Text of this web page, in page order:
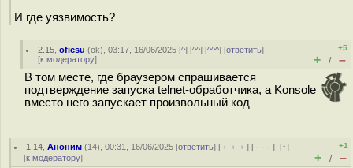
И где уязвимость?
2.15 ,oficsu (ok), 03:17, 16/06/2025 [^] [^^] [^^^] [ответить]
[к модератору]
+5
+ / –
В том месте, где браузером спрашивается
подтверждение запуска telnet-обработчика, а Konsole
вместо него запускает произвольный код
1.14 ,Аноним (14), 00:31, 16/06/2025 [ответить] [ ﹢﹢﹢] [ · · ·][↑]
[к модератору]
+1
+ / –